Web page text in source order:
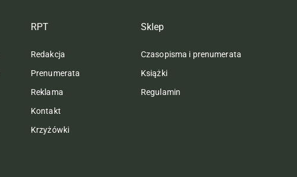
RPT
Redakcja
Prenumerata
Reklama
Kontakt
Krzyżówki
Sklep
Czasopisma i prenumerata
Książki
Regulamin